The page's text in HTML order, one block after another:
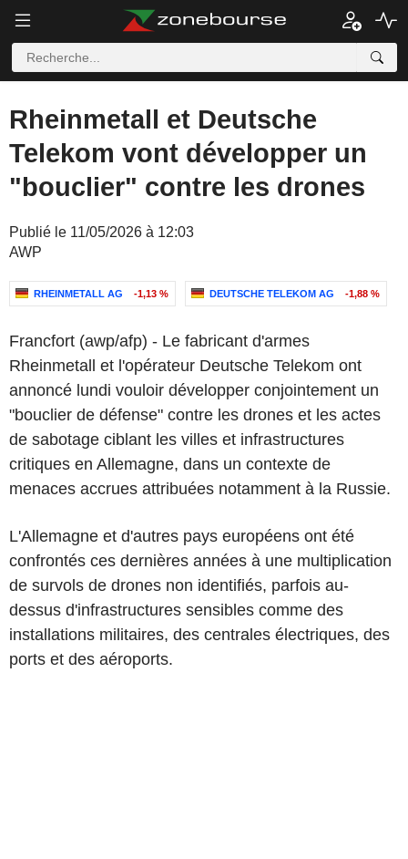
Rheinmetall et Deutsche
Telekom vont développer un
"bouclier" contre les drones
Publié le 11/05/2026 à 12:03
AWP
RHEINMETALL AG -1,13 % DEUTSCHE TELEKOM AG -1,88 %
Francfort (awp/afp) - Le fabricant d'armes
Rheinmetall et l'opérateur Deutsche Telekom ont
annoncé lundi vouloir développer conjointement un
"bouclier de défense" contre les drones et les actes
de sabotage ciblant les villes et infrastructures
critiques en Allemagne, dans un contexte de
menaces accrues attribuées notamment à la Russie.
L'Allemagne et d'autres pays européens ont été
confrontés ces dernières années à une multiplication
de survols de drones non identifiés, parfois au-
dessus d'infrastructures sensibles comme des
installations militaires, des centrales électriques, des
ports et des aéroports.